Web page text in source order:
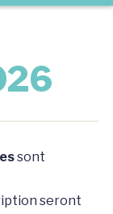
sont
seront